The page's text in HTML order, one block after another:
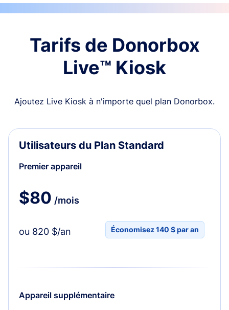
Tarifs de Donorbox
Live™ Kiosk
Ajoutez Live Kiosk à n'importe quel plan Donorbox.
Utilisateurs du Plan Standard
Premier appareil
$80 /mois
ou 820 $/an Économisez 140 $ par an
Appareil supplémentaire